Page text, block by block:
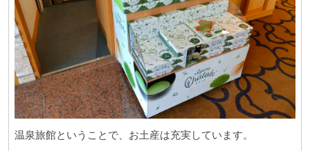
温泉旅館ということで、お土産は充実しています。